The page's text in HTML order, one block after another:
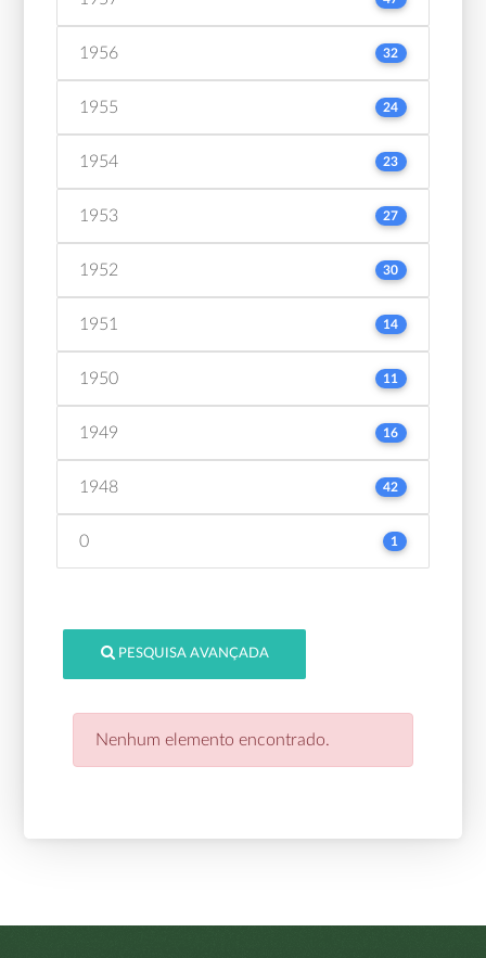
1956 32
1955 24
1954 23
1953 27
1952 30
1951 14
1950 11
1949 16
1948 42
0 1
PESQUISA AVANÇADA
Nenhum elemento encontrado.